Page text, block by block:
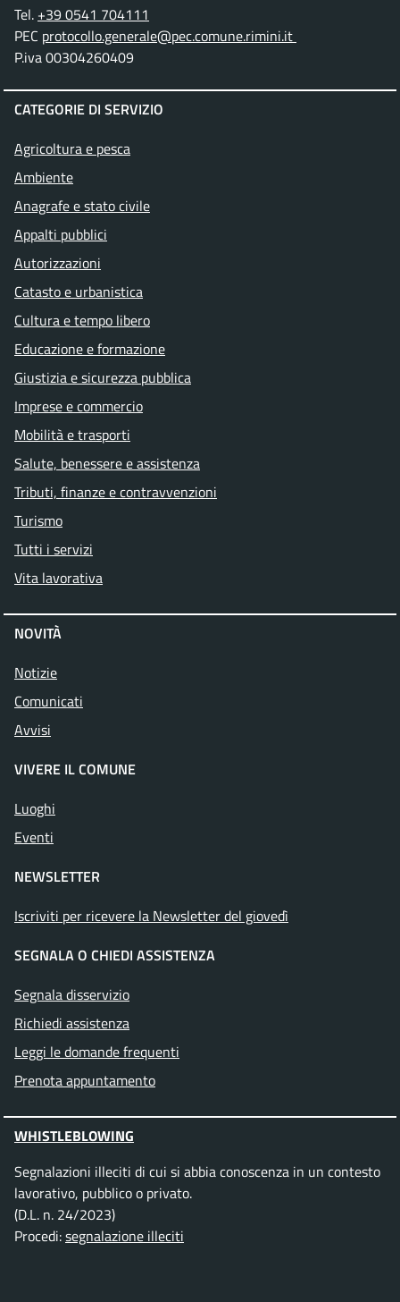
Tel. +39 0541 704111
PEC protocollo.generale@pec.comune.rimini.it
P.iva 00304260409
CATEGORIE DI SERVIZIO
Agricoltura e pesca
Ambiente
Anagrafe e stato civile
Appalti pubblici
Autorizzazioni
Catasto e urbanistica
Cultura e tempo libero
Educazione e formazione
Giustizia e sicurezza pubblica
Imprese e commercio
Mobilità e trasporti
Salute, benessere e assistenza
Tributi, finanze e contravvenzioni
Turismo
Tutti i servizi
Vita lavorativa
NOVITÀ
Notizie
Comunicati
Avvisi
VIVERE IL COMUNE
Luoghi
Eventi
NEWSLETTER
Iscriviti per ricevere la Newsletter del giovedì
SEGNALA O CHIEDI ASSISTENZA
Segnala disservizio
Richiedi assistenza
Leggi le domande frequenti
Prenota appuntamento
WHISTLEBLOWING
Segnalazioni illeciti di cui si abbia conoscenza in un contesto
lavorativo, pubblico o privato.
(D.L. n. 24/2023)
Procedi:segnalazione illeciti